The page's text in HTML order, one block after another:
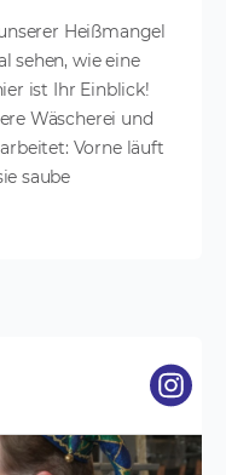
Heißmangel
sehen, wie eine
ist Ihr Einblick!
Wäscherei und
Vorne läuft
saube